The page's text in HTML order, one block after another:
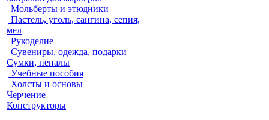
Мольберты и этюдники
Пастель, уголь, сангина, сепия,
мел
Рукоделие
Сувениры, одежда, подарки
Сумки, пеналы
Учебные пособия
Холсты и основы
Черчение
Конструкторы